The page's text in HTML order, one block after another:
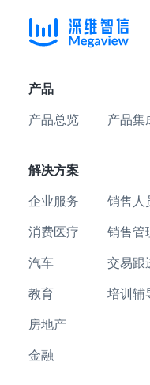
产品
产品总览 产品集
解决方案
企业服务
消费医疗
汽车
教育
房地产
金融
销售人
销售管
交易跟
培训辅